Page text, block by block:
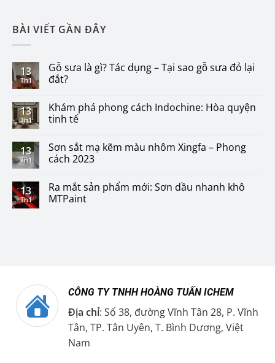
BÀI VIẾT GẦN ĐÂY
13
Th1
Gỗ sưa là gì? Tác dụng – Tại sao gỗ sưa đỏ lại
đắt?
13
Th1
Khám phá phong cách Indochine: Hòa quyện
tinh tế
13
Th1
Sơn sắt mạ kẽm màu nhôm Xingfa – Phong
cách 2023
13
Th1
Ra mắt sản phẩm mới: Sơn dầu nhanh khô
MTPaint
CÔNG TY TNHH HOÀNG TUẤN ICHEM
Địa chỉ: Số 38, đường Vĩnh Tân 28, P. Vĩnh
Tân, TP. Tân Uyên, T. Bình Dương, Việt
Nam